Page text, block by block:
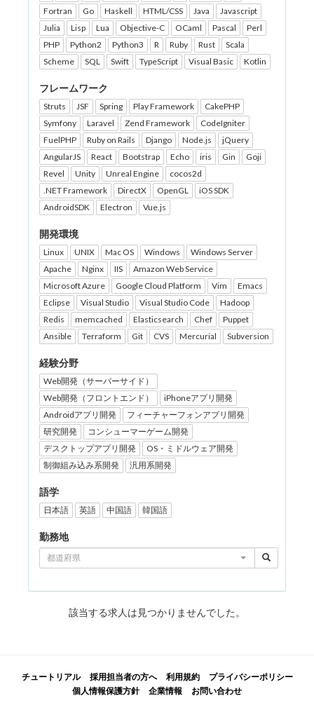
Fortran
Go Haskell HTML/CSS Java
Javascript
Julia
Lisp Lua Objective-C OCaml Pascal
Perl
PHP
Python2 Python3 R Ruby Rust
Scala
Scheme
SQL Swift TypeScript Visual Basic Kotlin
フレームワーク
Struts JSF Spring Play Framework
CakePHP
Symfony
Laravel Zend Framework
CodeIgniter
FuelPHP
Ruby on Rails Django Node.js
jQuery
AngularJS
React Bootstrap Echo iris Gin
Goji
Revel
Unity Unreal Engine
cocos2d
.NET Framework
DirectX OpenGL
iOS SDK
AndroidSDK
Electron Vue.js
開発環境
Linux UNIX Mac OS Windows
Windows Server
Apache
Nginx IIS
Amazon Web Service
Microsoft Azure
Google Cloud Platform Vim
Emacs
Eclipse
Visual Studio Visual Studio Code
Hadoop
Redis
memcached Elasticsearch Chef
Puppet
Ansible
Terraform Git CVS Mercurial Subversion
経験分野
Web開発（サーバーサイド）
Web開発（フロントエンド）
iPhoneアプリ開発
Androidアプリ開発
フィーチャーフォンアプリ開発
研究開発
コンシューマーゲーム開発
デスクトップアプリ開発
OS・ミドルウェア開発
制御組み込み系開発
汎用系開発
語学
日本語 英語 中国語 韓国語
勤務地
都道府県
該当する求人は見つかりませんでした。
チュートリアル 採用担当者の方へ 利用規約
プライバシーポリシー
個人情報保護方針
企業情報 お問い合わせ